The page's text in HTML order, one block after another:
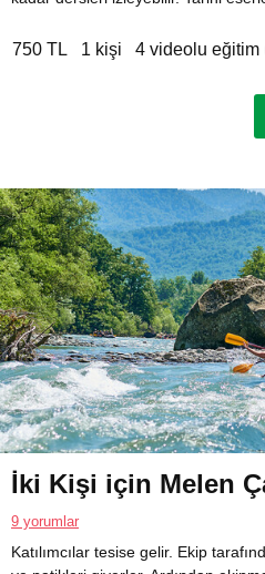
750 TL 1 kişi 4 videolu eğitim
İki Kişi için Melen
9 yorumlar
Katılımcılar tesise gelir. Ekip